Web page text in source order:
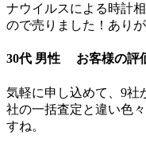
ナウイルスによる時計
ので売りました！あり
30代 男性 お客様の評
気軽に申し込めて、9社
社の一括査定と違い色
すね。